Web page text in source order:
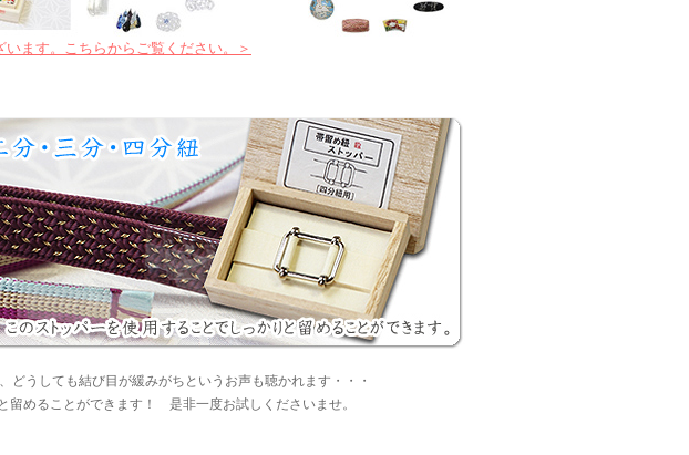
います。こちらからご覧ください。＞
うしても結び目が緩みがちというお声も聴かれます・・・
留めることができます！ 是非一度お試しくださいませ。